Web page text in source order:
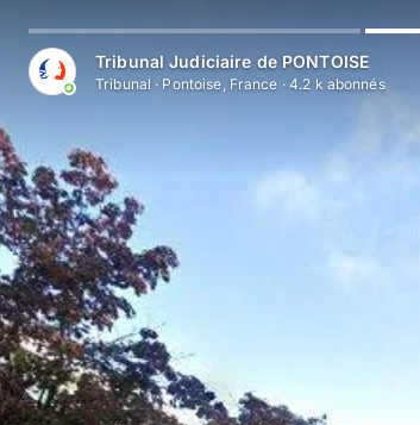
Tribunal Judiciaire de PONTOISE
Tribunal · Pontoise, France · 4.2 k abonnés